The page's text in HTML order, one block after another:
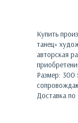
Купить
танец»
авторская
Размер: 300
Доставка